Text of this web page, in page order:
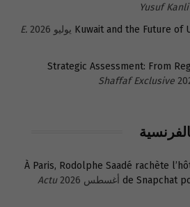
Yusuf Kanli
Kuwait and the Future of
E.
Strategic Assessment: From
Shaffaf Exclusive
À Paris, Rodolphe Saadé rachète
de Snapchat
Actu